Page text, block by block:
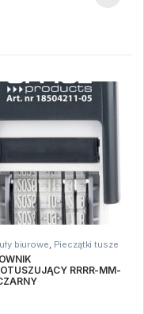
quantity
biurowe Pieczątki tusze
RRRR-MM-